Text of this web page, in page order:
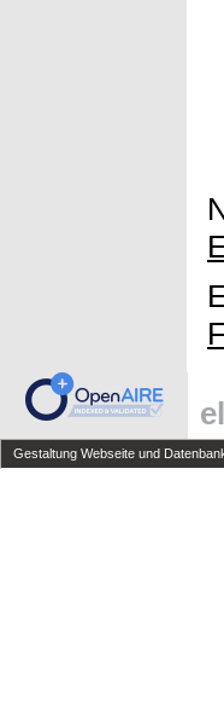
Gestaltung Webseite und